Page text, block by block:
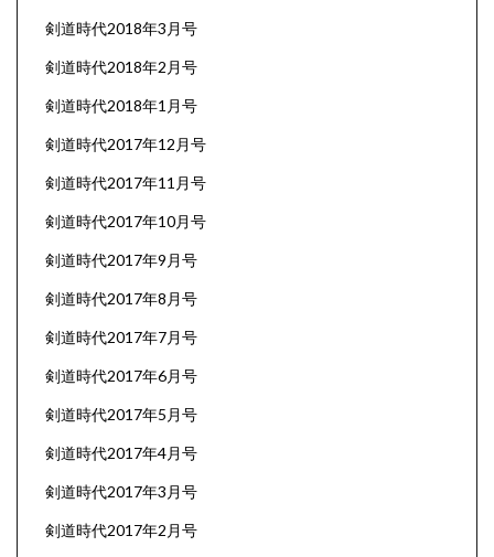
剣道時代2018年3月号
剣道時代2018年2月号
剣道時代2018年1月号
剣道時代2017年12月号
剣道時代2017年11月号
剣道時代2017年10月号
剣道時代2017年9月号
剣道時代2017年8月号
剣道時代2017年7月号
剣道時代2017年6月号
剣道時代2017年5月号
剣道時代2017年4月号
剣道時代2017年3月号
剣道時代2017年2月号